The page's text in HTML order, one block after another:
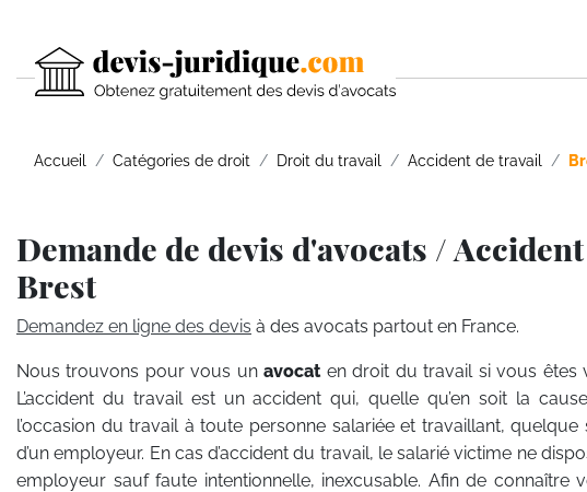
Accueil Catégories de droit Droit du travail Accident de travail
Demande de devis d'avocats /
Brest
Demandez en ligne des devis à des avocats partout en France.
Nous trouvons pour vous unavocat en droit du travail si vous êtes
L’accident du travail est un accident qui, quelle qu’en soit la
l’occasion du travail à toute personne salariée et travaillant,
d’un employeur. En cas d’accident du travail, le salarié victime ne
employeur sauf faute intentionnelle, inexcusable. Afin de connaître